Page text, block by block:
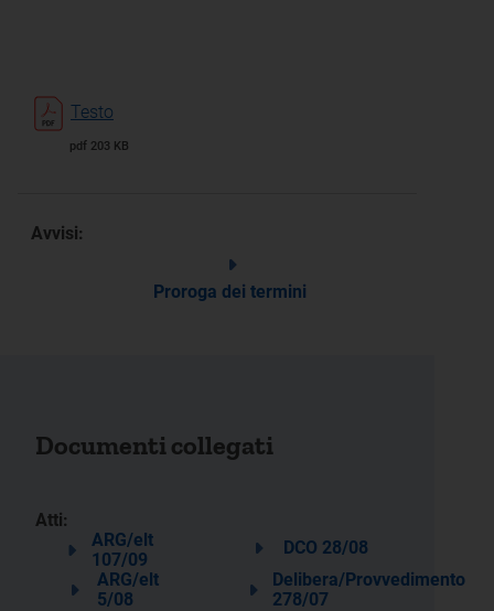
Testo
pdf 203 KB
Avvisi:
Proroga dei termini
Documenti collegati
Atti:
ARG/elt
107/09
DCO 28/08
ARG/elt
5/08
Delibera/Provvedimento
278/07